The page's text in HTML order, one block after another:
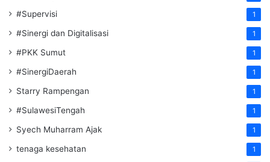
#Supervisi 1
#Sinergi dan Digitalisasi 1
#PKK Sumut 1
#SinergiDaerah 1
Starry Rampengan 1
#SulawesiTengah 1
Syech Muharram Ajak 1
tenaga kesehatan 1